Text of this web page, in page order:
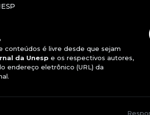
conteúdos é livre desde que sejam
da Unesp e os respectivos autores,
endereço eletrônico (URL) da